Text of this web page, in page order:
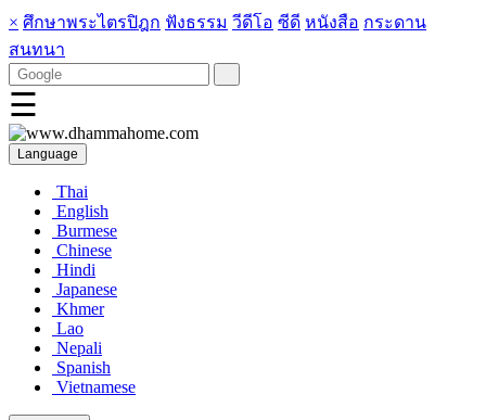
× ศึกษาพระไตรปิฎก ฟังธรรม วีดีโอ ซีดี หนังสือ กระดาน
สนทนา
☰
Language
Thai
English
Burmese
Chinese
Hindi
Japanese
Khmer
Lao
Nepali
Spanish
Vietnamese